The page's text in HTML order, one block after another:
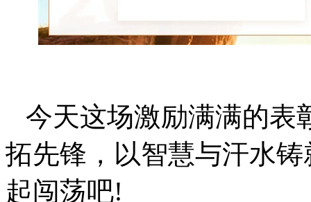
今天这场激励满满的表
拓先锋，以智慧与汗水
起闯荡吧!